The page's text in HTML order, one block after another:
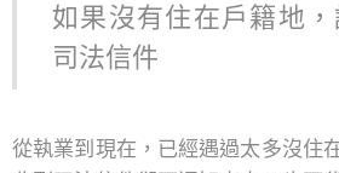
如果沒有住在戶籍地
司法信件
從執業到現在，已經遇過太多沒住